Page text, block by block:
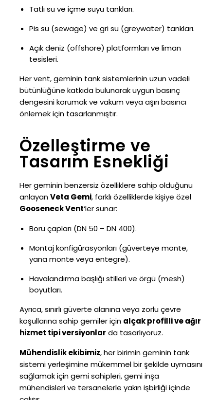
Tatlı su ve içme suyu tankları.
Pis su (sewage) ve gri su (greywater) tankları.
Açık deniz (offshore) platformları ve liman
tesisleri.
Her vent, geminin tank sistemlerinin uzun vadeli
bütünlüğüne katkıda bulunarak uygun basınç
dengesini korumak ve vakum veya aşırı basıncı
önlemek için tasarlanmıştır.
Özelleştirme ve
Tasarım Esnekliği
Her geminin benzersiz özelliklere sahip olduğunu
anlayanVeta Gemi, farklı özelliklerde kişiye özel
Gooseneck Vent‘ler sunar:
Boru çapları (DN 50 – DN 400).
Montaj konfigürasyonları (güverteye monte,
yana monte veya entegre).
Havalandırma başlığı stilleri ve örgü (mesh)
boyutları.
Ayrıca, sınırlı güverte alanına veya zorlu çevre
koşullarına sahip gemiler için alçak profilli ve ağır
hizmet tipi versiyonlar da tasarlıyoruz.
Mühendislik ekibimiz, her birimin geminin tank
sistemi yerleşimine mükemmel bir şekilde uymasını
sağlamak için gemi sahipleri, gemi inşa
mühendisleri ve tersanelerle yakın işbirliği içinde